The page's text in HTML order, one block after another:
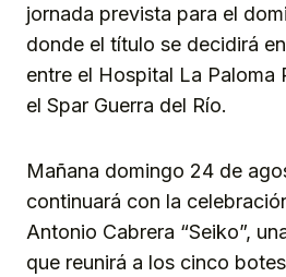
jornada prevista para el
donde el título se decidirá
entre el Hospital La Paloma
el Spar Guerra del Río.
Mañana domingo 24 de
continuará con la
Antonio Cabrera “Seiko”,
que reunirá a los cinco